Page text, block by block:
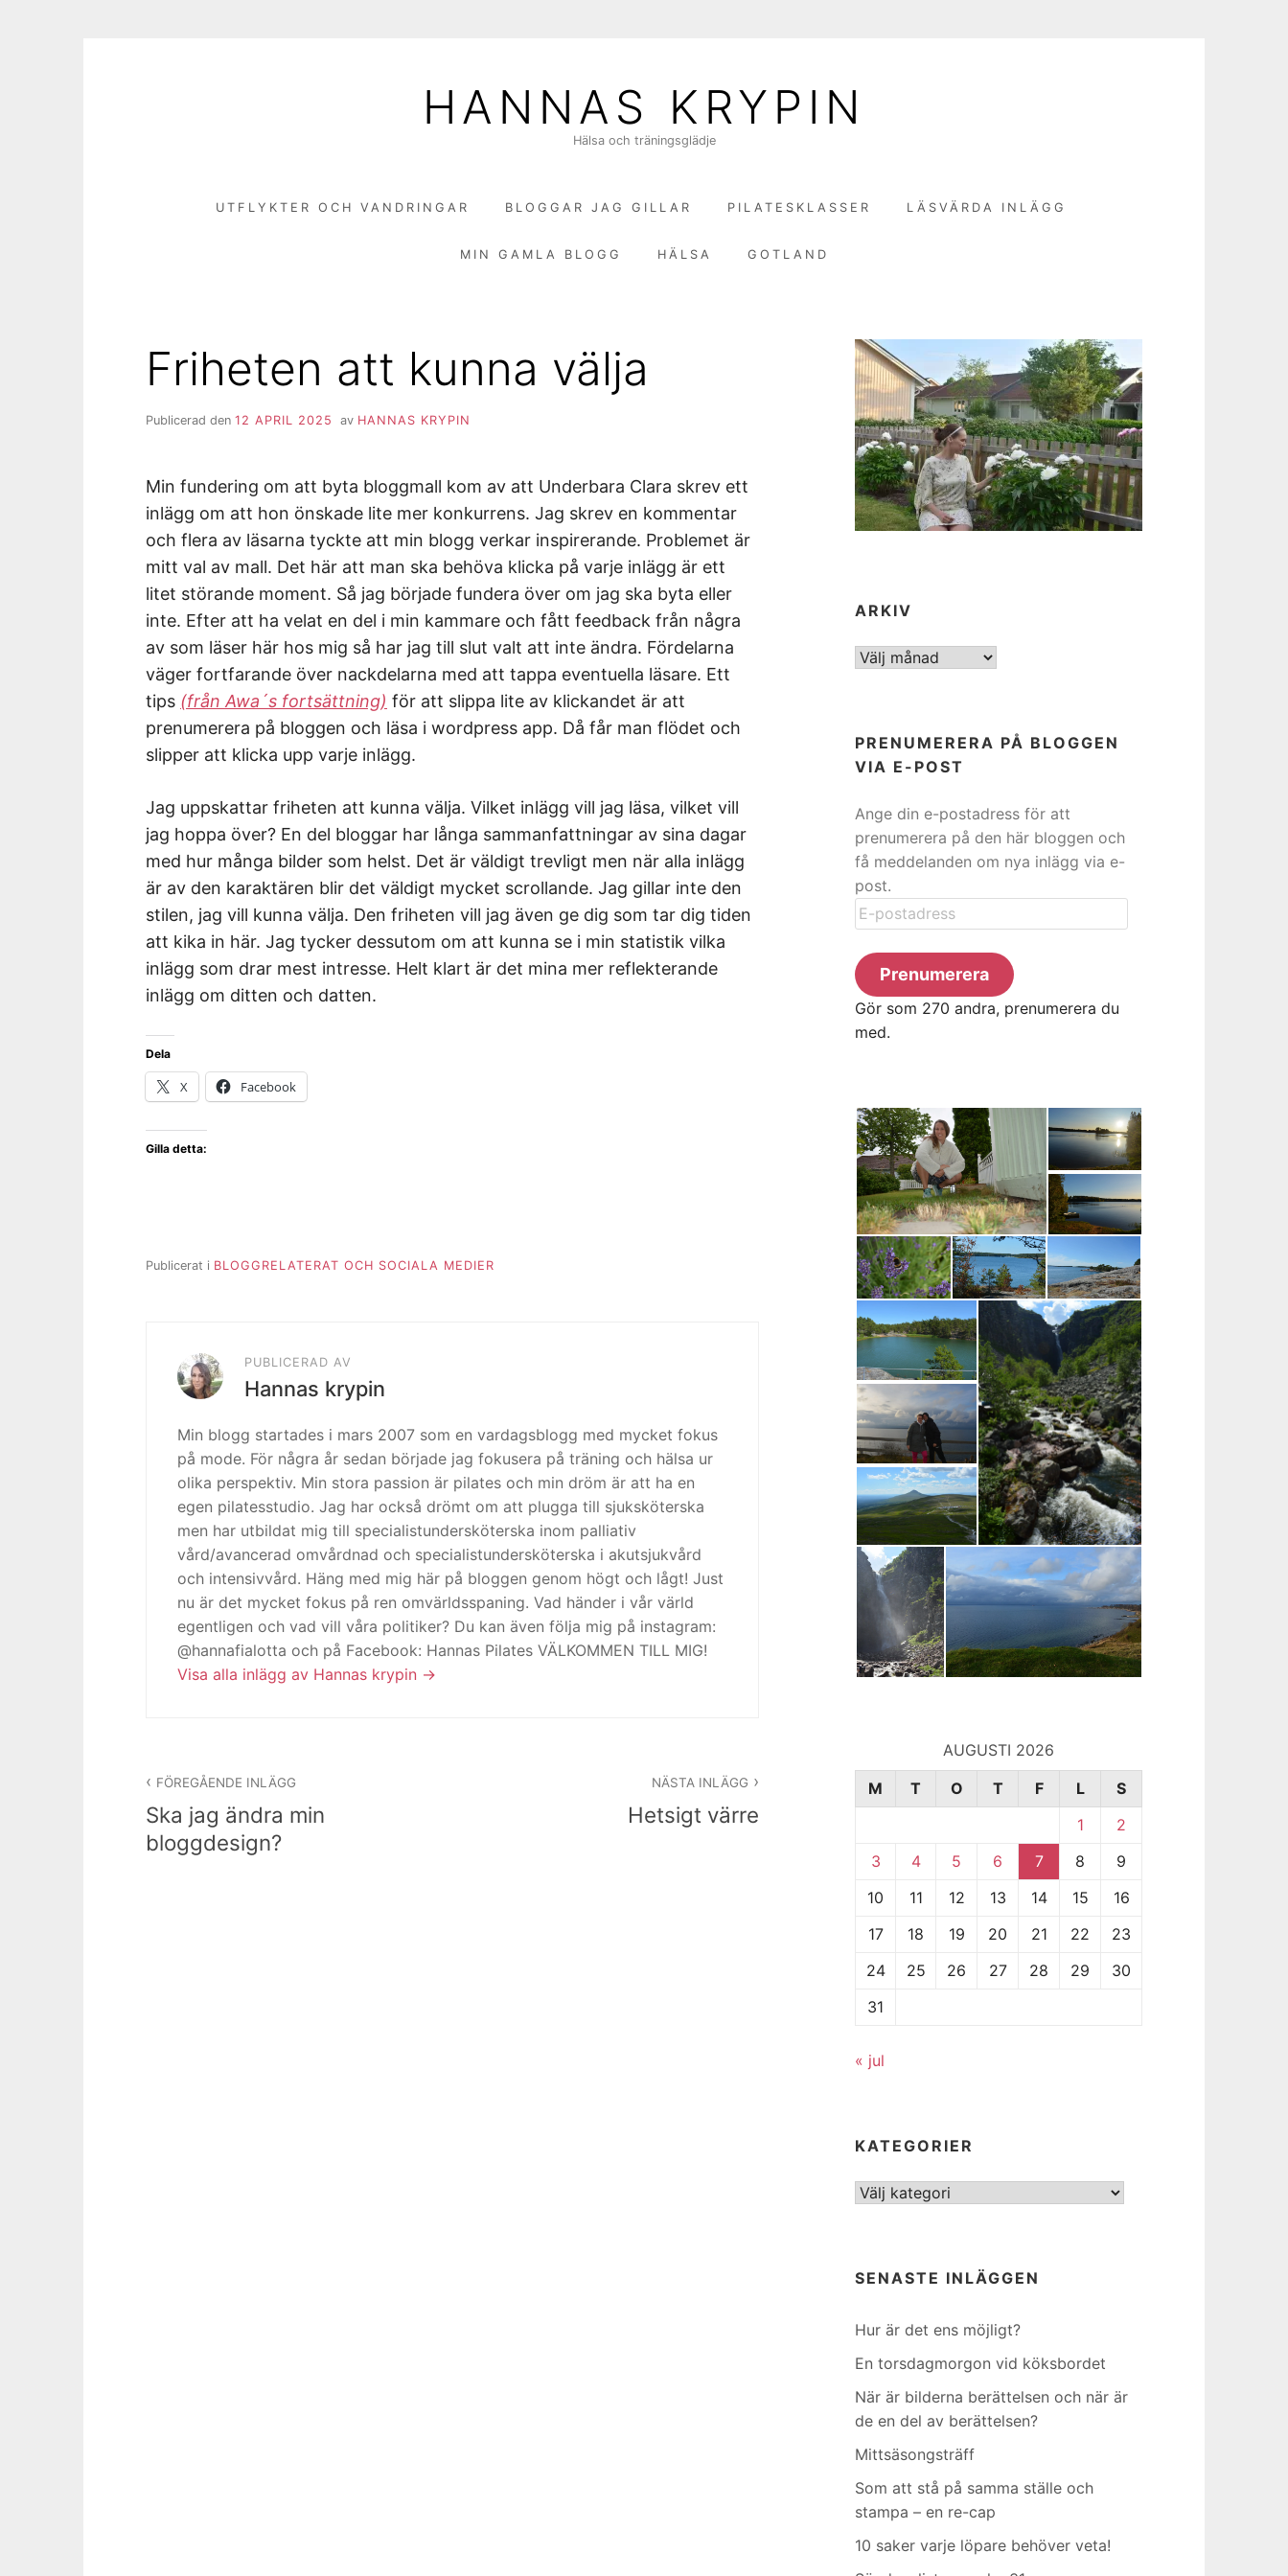
HANNAS KRYPIN
Hälsa och träningsglädje
UTFLYKTER OCH VANDRINGAR BLOGGAR JAG GILLAR PILATESKLASSER LÄSVÄRDA INLÄGG
MIN GAMLA BLOGG HÄLSA GOTLAND
Friheten att kunna välja
Publicerad den 12 APRIL 2025 av HANNAS KRYPIN
Min fundering om att byta bloggmall kom av att Underbara Clara skrev ett
inlägg om att hon önskade lite mer konkurrens. Jag skrev en kommentar
och flera av läsarna tyckte att min blogg verkar inspirerande. Problemet är
mitt val av mall. Det här att man ska behöva klicka på varje inlägg är ett
litet störande moment. Så jag började fundera över om jag ska byta eller
inte. Efter att ha velat en del i min kammare och fått feedback från några
av som läser här hos mig så har jag till slut valt att inte ändra. Fördelarna
väger fortfarande över nackdelarna med att tappa eventuella läsare. Ett
tips (från Awa´s fortsättning) för att slippa lite av klickandet är att
prenumerera på bloggen och läsa i wordpress app. Då får man flödet och
slipper att klicka upp varje inlägg.
Jag uppskattar friheten att kunna välja. Vilket inlägg vill jag läsa, vilket vill
jag hoppa över? En del bloggar har långa sammanfattningar av sina dagar
med hur många bilder som helst. Det är väldigt trevligt men när alla inlägg
är av den karaktären blir det väldigt mycket scrollande. Jag gillar inte den
stilen, jag vill kunna välja. Den friheten vill jag även ge dig som tar dig tiden
att kika in här. Jag tycker dessutom om att kunna se i min statistik vilka
inlägg som drar mest intresse. Helt klart är det mina mer reflekterande
inlägg om ditten och datten.
Dela
X Facebook
Gilla detta:
Publicerat i BLOGGRELATERAT OCH SOCIALA MEDIER
PUBLICERAD AV
Hannas krypin
Min blogg startades i mars 2007 som en vardagsblogg med mycket fokus
på mode. För några år sedan började jag fokusera på träning och hälsa ur
olika perspektiv. Min stora passion är pilates och min dröm är att ha en
egen pilatesstudio. Jag har också drömt om att plugga till sjuksköterska
men har utbildat mig till specialistundersköterska inom palliativ
vård/avancerad omvårdnad och specialistundersköterska i akutsjukvård
och intensivvård. Häng med mig här på bloggen genom högt och lågt! Just
nu är det mycket fokus på ren omvärldsspaning. Vad händer i vår värld
egentligen och vad vill våra politiker? Du kan även följa mig på instagram:
@hannafialotta och på Facebook: Hannas Pilates VÄLKOMMEN TILL MIG!
Visa alla inlägg av Hannas krypin
FÖREGÅENDE INLÄGG
Ska jag ändra min
bloggdesign?
NÄSTA INLÄGG
Hetsigt värre
ARKIV
ARKIV
PRENUMERERA PÅ BLOGGEN
VIA E-POST
Ange din e-postadress för att
prenumerera på den här bloggen och
få meddelanden om nya inlägg via e-
post.
E-
postadress
Prenumerera
Gör som 270 andra, prenumerera du
med.
AUGUSTI 2026
M
T O T F L
S
1
2
3
4 5 6 7 8
9
10
11 12 13 14 15
16
17
18 19 20 21 22
23
24
25 26 27 28 29
30
31
« jul
KATEGORIER
Kategorier
SENASTE INLÄGGEN
Hur är det ens möjligt?
En torsdagmorgon vid köksbordet
När är bilderna berättelsen och när är
de en del av berättelsen?
Mittsäsongsträff
Som att stå på samma ställe och
stampa – en re-cap
10 saker varje löpare behöver veta!